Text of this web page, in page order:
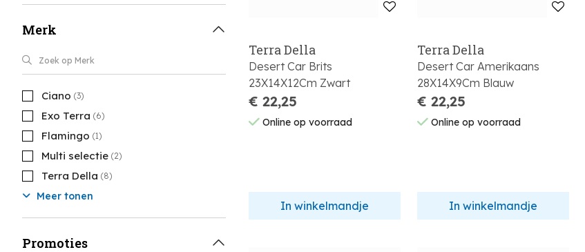
Merk
Ciano (3)
Exo Terra (6)
Flamingo (1)
Multi selectie (2)
Terra Della (8)
Meer tonen
Promoties
Terra Della
Desert Car Brits
23X14X12Cm Zwart
€ 22,25
Online op voorraad
In winkelmandje
Terra Della
Desert Car Amerikaans
28X14X9Cm Blauw
€ 22,25
Online op voorraad
In winkelmandje